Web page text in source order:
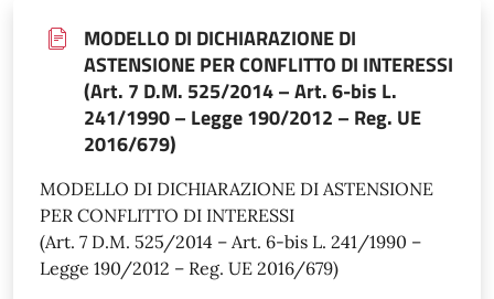
MODELLO DI DICHIARAZIONE DI
ASTENSIONE PER CONFLITTO DI INTERESSI
(Art. 7 D.M. 525/2014 – Art. 6-bis L.
241/1990 – Legge 190/2012 – Reg. UE
2016/679)
MODELLO DI DICHIARAZIONE DI ASTENSIONE
PER CONFLITTO DI INTERESSI
(Art. 7 D.M. 525/2014 – Art. 6-bis L. 241/1990 –
Legge 190/2012 – Reg. UE 2016/679)